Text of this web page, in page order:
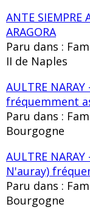
ANTE SIEMPRE
ARAGORA
Paru dans :
II de Naples
AULTRE
fréquemment
Paru dans :
Bourgogne
AULTRE
N'auray)
Paru dans :
Bourgogne